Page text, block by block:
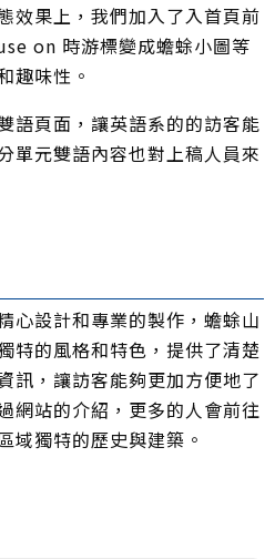
效果上，我們加入了入首頁前
on 時游標變成蟾蜍小圖等
趣味性。
語頁面，讓英語系的的訪客能
單元雙語內容也對上稿人員來
心設計和專業的製作，蟾蜍山
特的風格和特色，提供了清楚
訊，讓訪客能夠更加方便地了
網站的介紹，更多的人會前往
域獨特的歷史與建築。